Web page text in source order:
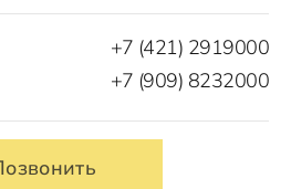
+7 (421) 2919000
+7 (909) 8232000